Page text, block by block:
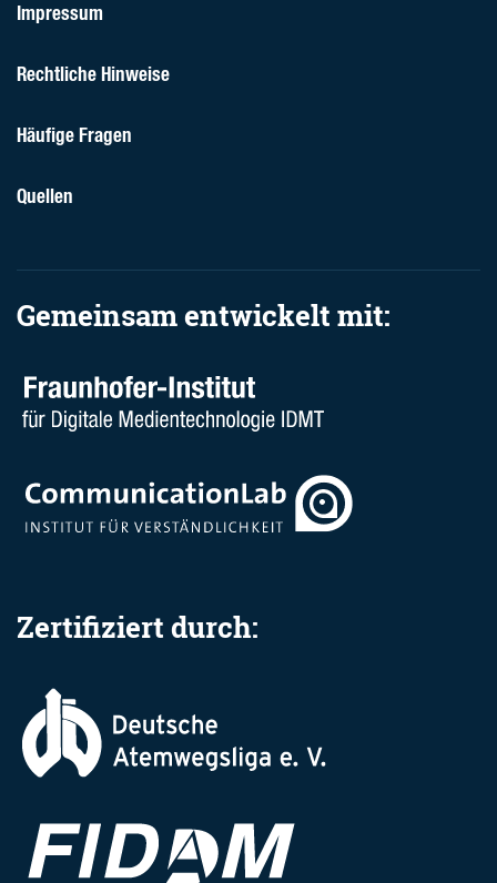
Impressum
Rechtliche Hinweise
Häufige Fragen
Quellen
Gemeinsam entwickelt mit:
Zertifiziert durch: